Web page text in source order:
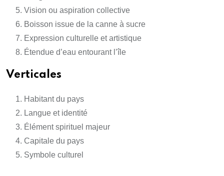
Vision ou aspiration collective
Boisson issue de la canne à sucre
Expression culturelle et artistique
Étendue d’eau entourant l’île
Verticales
Habitant du pays
Langue et identité
Élément spirituel majeur
Capitale du pays
Symbole culturel